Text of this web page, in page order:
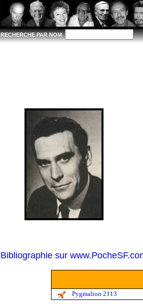
RECHERCHE PAR NOM
Bibliographie sur
Pygmalion 2113